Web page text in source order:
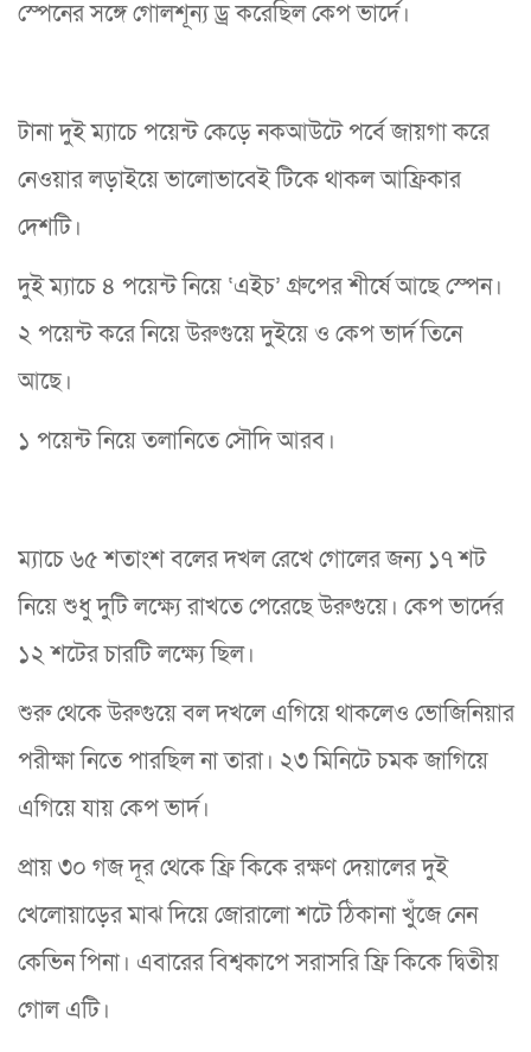
স্পেনের সঙ্গে গোলশূন্য ড্র করেছিল কেপ ভার্দে।
টানা দুই ম্যাচে পয়েন্ট কেড়ে নকআউটে পর্বে জায়গা করে
নেওয়ার লড়াইয়ে ভালোভাবেই টিকে থাকল আফ্রিকার
দেশটি।
দুই ম্যাচে ৪ পয়েন্ট নিয়ে ‘এইচ’ গ্রুপের শীর্ষে আছে স্পেন।
২ পয়েন্ট করে নিয়ে উরুগুয়ে দুইয়ে ও কেপ ভার্দ তিনে
আছে।
১ পয়েন্ট নিয়ে তলানিতে সৌদি আরব।
ম্যাচে ৬৫ শতাংশ বলের দখল রেখে গোলের জন্য ১৭ শট
নিয়ে শুধু দুটি লক্ষ্যে রাখতে পেরেছে উরুগুয়ে। কেপ ভার্দের
১২ শটের চারটি লক্ষ্যে ছিল।
শুরু থেকে উরুগুয়ে বল দখলে এগিয়ে থাকলেও ভোজিনিয়ার
পরীক্ষা নিতে পারছিল না তারা। ২৩ মিনিটে চমক জাগিয়ে
এগিয়ে যায় কেপ ভার্দ।
প্রায় ৩০ গজ দূর থেকে ফ্রি কিকে রক্ষণ দেয়ালের দুই
খেলোয়াড়ের মাঝ দিয়ে জোরালো শটে ঠিকানা খুঁজে নেন
কেভিন পিনা। এবারের বিশ্বকাপে সরাসরি ফ্রি কিকে দ্বিতীয়
গোল এটি।